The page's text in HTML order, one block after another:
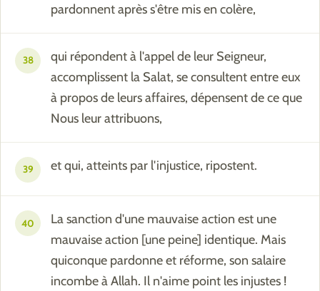
pardonnent après s'être mis en colère,
38
qui répondent à l'appel de leur Seigneur,
accomplissent la Salat, se consultent entre eux
à propos de leurs affaires, dépensent de ce que
Nous leur attribuons,
39 et qui, atteints par l'injustice, ripostent.
40
La sanction d'une mauvaise action est une
mauvaise action [une peine] identique. Mais
quiconque pardonne et réforme, son salaire
incombe à Allah. Il n'aime point les injustes !